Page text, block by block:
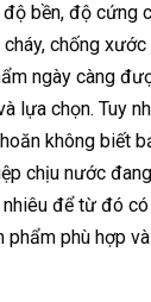
bền, độ cứng
cháy, chống
ngày càng
lựa chọn. Tuy
không biết
chịu nước
để từ đó
phẩm phù hợp